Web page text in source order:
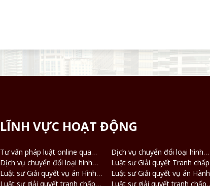
LĨNH VỰC HOẠT ĐỘNG
Tư vấn pháp luật online qua
Điện thoại, Zalo
Dịch vụ chuyển đổi loại hình
công ty TNHH 2 thành viên
thành công ty TNHH 1 thành
viên
Dịch vụ chuyển đổi loại hình
công ty TNHH thành công ty Cổ
phần và ngược lại
Luật sư Giải quyết Tranh chấp
Ly hôn và Tài sản
Luật sư Giải quyết vụ án Hình
sự
Luật sư Giải quyết vụ án Hành
chính
Luật sư giải quyết tranh chấp Luật sư giải quyết tranh chấp